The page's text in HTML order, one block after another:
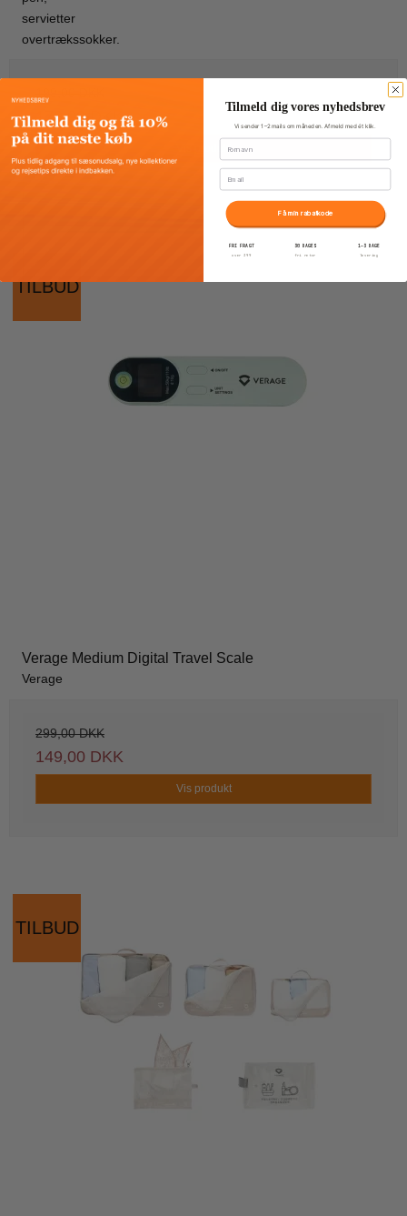
servietter
overtrækssokker.
179,00 DKK
Vis produkt
TILBUD
Verage Medium Digital Travel Scale
Verage
299,00 DKK
149,00 DKK
Vis produkt
TILBUD
Tilmeld dig vores nyhedsbrev
Vi sender 1–2 mails om måneden. Afmeld med ét klik.
Fornavn
Email
Få min rabatkode
FRI FRAGT
over 399
30 DAGES
fri retur
1–3 DAGE
levering